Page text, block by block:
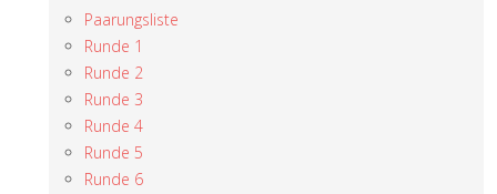
Paarungsliste
Runde 1
Runde 2
Runde 3
Runde 4
Runde 5
Runde 6